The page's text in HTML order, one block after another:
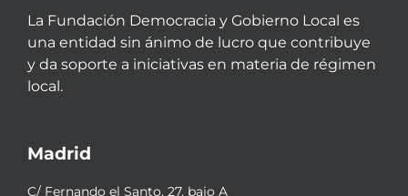
La Fundación Democracia y Gobierno Local es
una entidad sin ánimo de lucro que contribuye
y da soporte a iniciativas en materia de régimen
local.
Madrid
C/ Fernando el Santo, 27, bajo A